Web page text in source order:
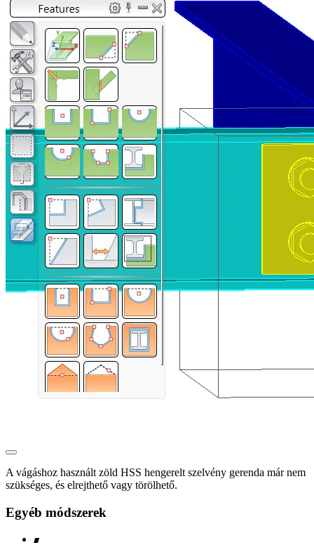
A vágáshoz használt zöld HSS hengerelt szelvény gerenda már nem
szükséges, és elrejthető vagy törölhető.
Egyéb módszerek